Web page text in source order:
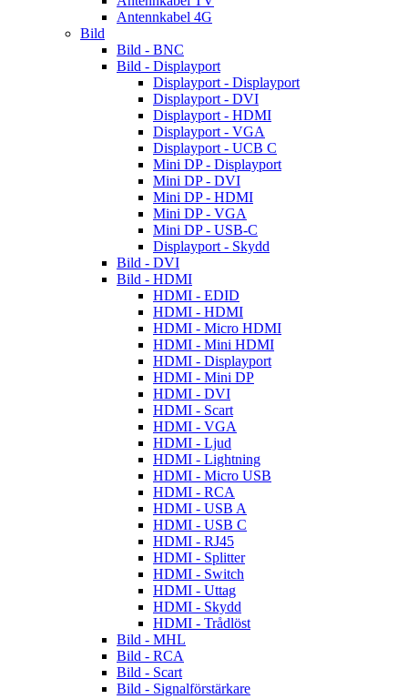
Antennkabel 4G
Bild
Bild - BNC
Bild - Displayport
Displayport - Displayport
Displayport - DVI
Displayport - HDMI
Displayport - VGA
Displayport - UCB C
Mini DP - Displayport
Mini DP - DVI
Mini DP - HDMI
Mini DP - VGA
Mini DP - USB-C
Displayport - Skydd
Bild - DVI
Bild - HDMI
HDMI - EDID
HDMI - HDMI
HDMI - Micro HDMI
HDMI - Mini HDMI
HDMI - Displayport
HDMI - Mini DP
HDMI - DVI
HDMI - Scart
HDMI - VGA
HDMI - Ljud
HDMI - Lightning
HDMI - Micro USB
HDMI - RCA
HDMI - USB A
HDMI - USB C
HDMI - RJ45
HDMI - Splitter
HDMI - Switch
HDMI - Uttag
HDMI - Skydd
HDMI - Trådlöst
Bild - MHL
Bild - RCA
Bild - Scart
Bild - Signalförstärkare